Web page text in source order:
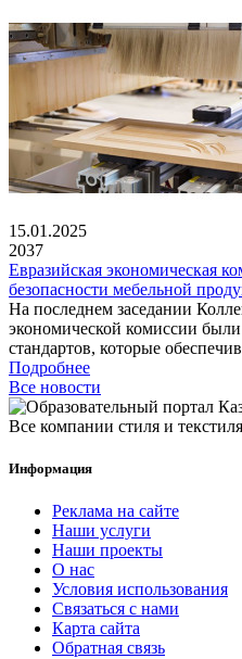
15.01.2025
2037
Евразийская экономическая
безопасности мебельной
На последнем заседании
экономической комиссии
стандартов, которые
Подробнее
Все новости
Все компании стиля и
Информация
Реклама на сайте
Наши услуги
Наши проекты
О нас
Условия использования
Связаться с нами
Карта сайта
Обратная связь